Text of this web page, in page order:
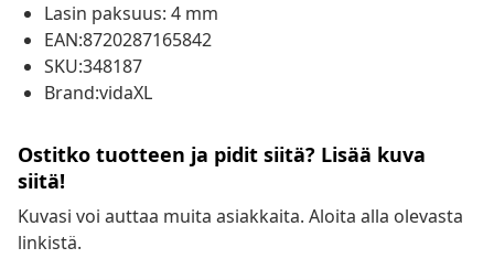
Lasin paksuus: 4 mm
EAN:8720287165842
SKU:348187
Brand:vidaXL
Ostitko tuotteen ja pidit siitä? Lisää kuva
siitä!
Kuvasi voi auttaa muita asiakkaita. Aloita alla olevasta
linkistä.